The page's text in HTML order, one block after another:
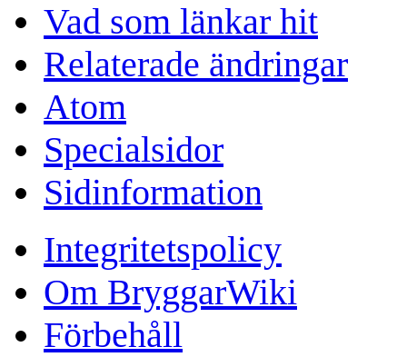
Vad som länkar hit
Relaterade ändringar
Atom
Specialsidor
Sidinformation
Integritetspolicy
Om BryggarWiki
Förbehåll